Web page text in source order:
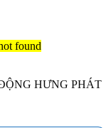
found
HƯNG PHÁT